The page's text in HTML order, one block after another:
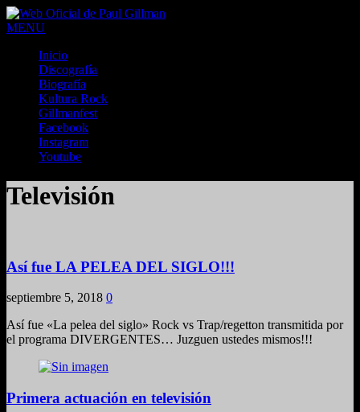
MENU
Inicio
Discografía
Biografía
Kultura Rock
Gillmanfest
Facebook
Instagram
Youtube
Televisión
Así fue LA PELEA DEL SIGLO!!!
septiembre 5, 2018 0
Así fue «La pelea del siglo» Rock vs Trap/regetton transmitida por
el programa DIVERGENTES… Juzguen ustedes mismos!!!
Primera actuación en televisión